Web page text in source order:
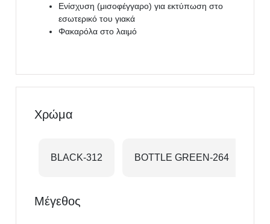
Ενίσχυση (μισοφέγγαρο) για εκτύπωση στο
εσωτερικό του γιακά
Φακαρόλα στο λαιμό
Χρώμα
BLACK-312 BOTTLE GREEN-264
Μέγεθος